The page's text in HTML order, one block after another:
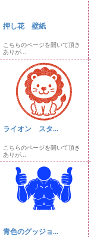
押し花 壁紙
こちらのページを開いて頂き
ありが...
ライオン スタ...
こちらのページを開いて頂き
ありが...
青色のグッジョ...